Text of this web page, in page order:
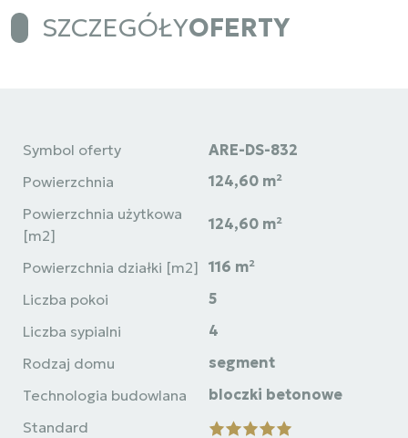
SZCZEGÓŁYOFERTY
Symbol oferty
ARE-DS-832
Powierzchnia
124,60 m²
Powierzchnia użytkowa
[m2]
124,60 m²
Powierzchnia działki [m2] 116 m²
Liczba pokoi
5
Liczba sypialni
4
Rodzaj domu
segment
Technologia budowlana
bloczki betonowe
Standard